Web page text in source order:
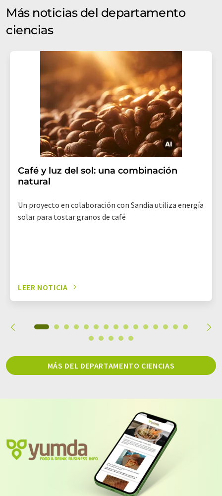
Más noticias del departamento
ciencias
Café y luz del sol: una combinación
natural
Un proyecto en colaboración con Sandia utiliza energía
solar para tostar granos de café
LEER NOTICIA
MÁS DEL DEPARTAMENTO CIENCIAS